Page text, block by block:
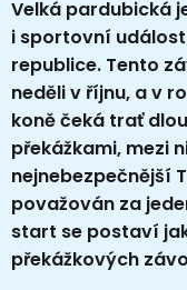
Velká pardubická
i sportovní
republice. Tento
neděli v říjnu, a v
koně čeká trať
překážkami, mezi
nejnebezpečnější
považován za
start se postaví
překážkových